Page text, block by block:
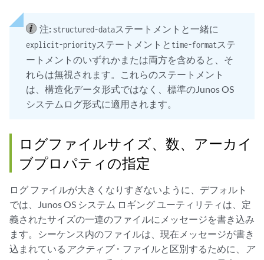
注: structured-dataステートメントと一緒に
explicit-priorityステートメントと time-formatステ
ートメントのいずれかまたは両方を含めると、そ
れらは無視されます。これらのステートメント
は、構造化データ形式ではなく、標準のJunos OS
システムログ形式に適用されます。
ログファイルサイズ、数、アーカイ
ブプロパティの指定
ログ ファイルが大きくなりすぎないように、デフォルト
では、Junos OS システム ロギング ユーティリティは、定
義されたサイズの一連のファイルにメッセージを書き込み
ます。シーケンス内のファイルは、現在メッセージが書き
込まれている アクティブ・ファイルと区別するために、
ア